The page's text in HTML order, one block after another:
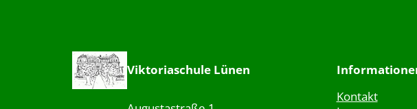
Viktoriaschule Lünen
Kontakt